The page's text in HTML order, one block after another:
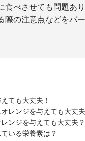
食べさせても問題あ
際の注意点などを
ても大丈夫！
レンジを与えても大丈
ンジを与えても大丈夫？
いる栄養素は？